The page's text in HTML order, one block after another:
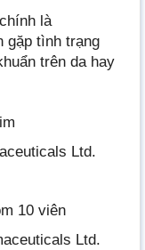
là
gặp tình trạng
trên da hay
Ltd.
10 viên
Ltd.